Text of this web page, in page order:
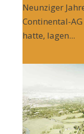
Neunziger
Continental-
hatte, lagen...